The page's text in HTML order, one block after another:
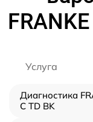
Услуга
Диагностика
C TD BK